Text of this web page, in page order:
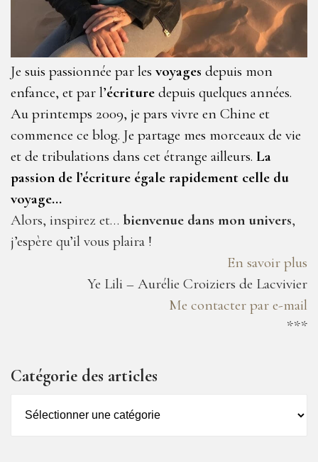
Je suis passionnée par les voyages depuis mon
enfance, et par l’écriture depuis quelques années.
Au printemps 2009, je pars vivre en Chine et
commence ce blog. Je partage mes morceaux de vie
et de tribulations dans cet étrange ailleurs. La
passion de l’écriture égale rapidement celle du
voyage…
Alors, inspirez et… bienvenue dans mon univers,
j’espère qu’il vous plaira !
En savoir plus
Ye Lili – Aurélie Croiziers de Lacvivier
Me contacter par e-mail
***
Catégorie des articles
des